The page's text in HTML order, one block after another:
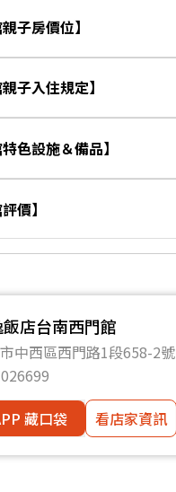
子房價位】
子入住規定】
色設施＆備品】
價】
店台南西門館
中西區西門路1段658-2號
藏口袋
看店家資訊